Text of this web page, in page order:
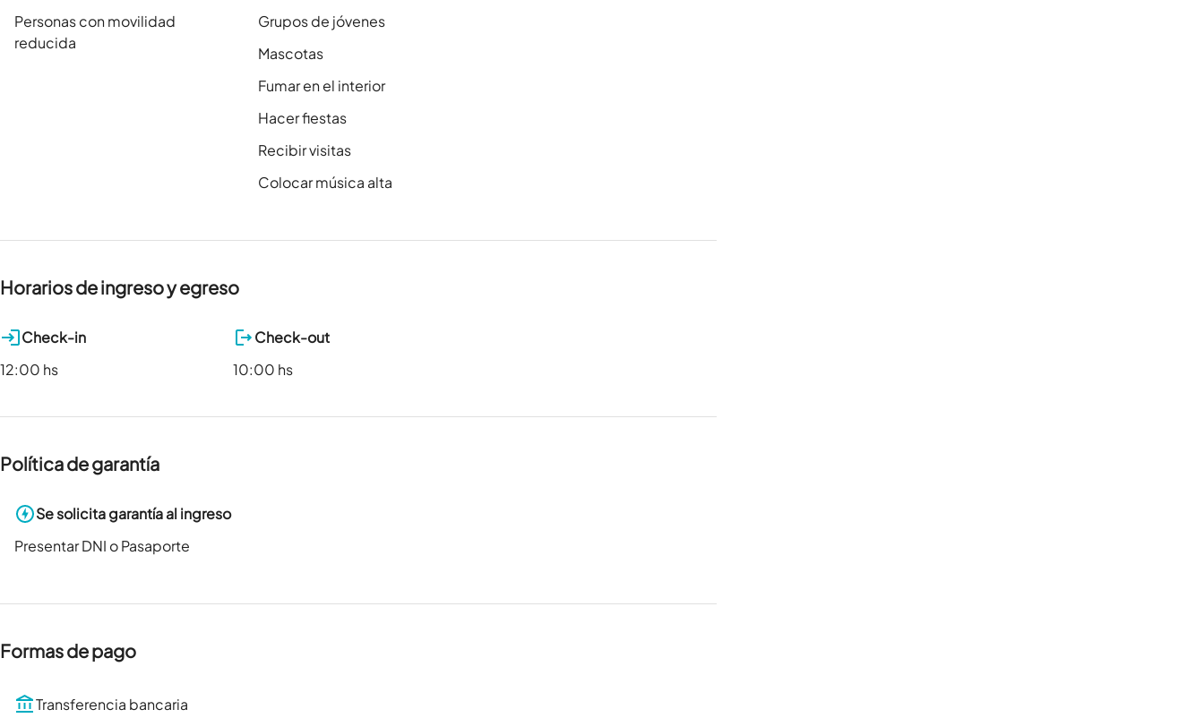
Personas con movilidad
reducida
Grupos de jóvenes
Mascotas
Fumar en el interior
Hacer fiestas
Recibir visitas
Colocar música alta
Horarios de ingreso y egreso
Check-in
12:00 hs
Check-out
10:00 hs
Política de garantía
Se solicita garantía al ingreso
Presentar DNI o Pasaporte
Formas de pago
Transferencia bancaria